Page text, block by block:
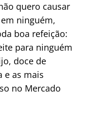
quero causar
ninguém,
boa refeição:
para ninguém
doce de
e as mais
no Mercado